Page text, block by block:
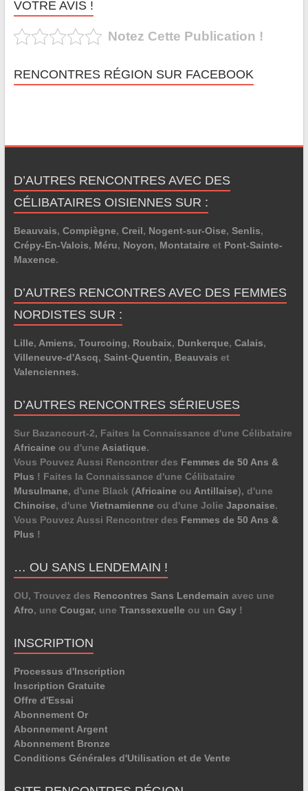
VOTRE AVIS !
Notez Cette Publication !
RENCONTRES RÉGION SUR FACEBOOK
D’AUTRES RENCONTRES AVEC DES
CÉLIBATAIRES OISIENNES SUR :
Beauvais, Compiègne, Creil, Nogent-sur-Oise, Senlis,
Crépy-En-Valois, Méru, Noyon, Montataire et Pont-Sainte-
Maxence.
D’AUTRES RENCONTRES AVEC DES FEMMES
NORDISTES SUR :
Lille, Amiens, Tourcoing, Roubaix, Dunkerque, Calais,
Villeneuve-d'Ascq, Saint-Quentin, Beauvais et
Valenciennes.
D’AUTRES RENCONTRES SÉRIEUSES
Sur Bazancourt-2, Faites la Connaissance d'une Célibataire
Africaine ou d'une Asiatique.
Vous Pouvez Aussi Rencontrer des Femmes de 50 Ans &
Plus ! Faites la Connaissance d'une Célibataire
Musulmane, d'une Black (Africaine ou Antillaise), d'une
Chinoise, d'une Vietnamienne ou d'une Jolie Japonaise.
Vous Pouvez Aussi Rencontrer des Femmes de 50 Ans &
Plus !
… OU SANS LENDEMAIN !
OU, Trouvez des Rencontres Sans Lendemain avec une
Afro, une Cougar, une Transsexuelle ou un Gay!
INSCRIPTION
Processus d'Inscription
Inscription Gratuite
Offre d'Essai
Abonnement Or
Abonnement Argent
Abonnement Bronze
Conditions Générales d'Utilisation et de Vente